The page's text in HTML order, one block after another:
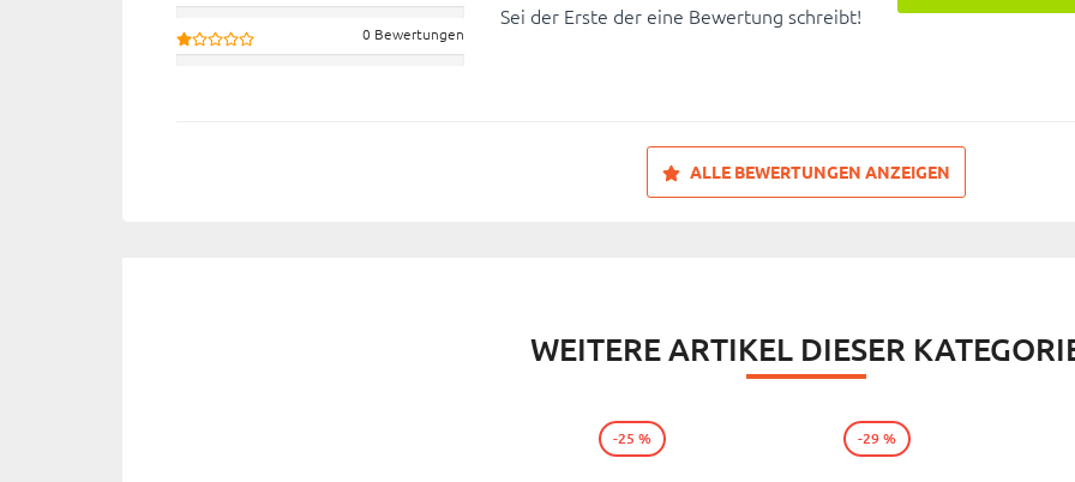
0 Bewertungen
Sei der Erste der eine Bewertung schreibt!
ALLE BEWERTUNGEN ANZEIGEN
WEITERE ARTIKEL DIESER
-25 % -29 %